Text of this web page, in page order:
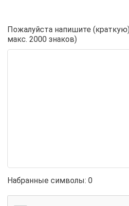
Пожалуйста напишите
макс. 2000 знаков)
Набранные символы: 0